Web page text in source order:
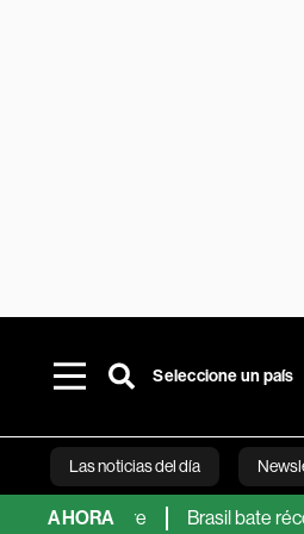
Seleccione un país
Las noticias del día
AHORA
semestre Brasil bate récord